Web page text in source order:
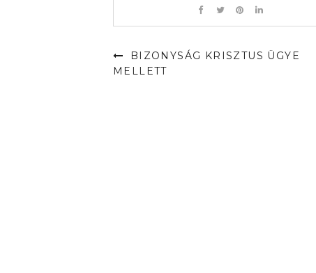
BIZONYSÁG KRISZTUS ÜGYE
MELLETT